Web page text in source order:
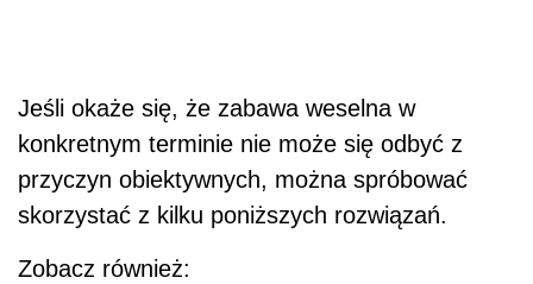
Jeśli okaże się, że zabawa weselna w
konkretnym terminie nie może się odbyć z
przyczyn obiektywnych, można spróbować
skorzystać z kilku poniższych rozwiązań.
Zobacz również: